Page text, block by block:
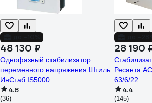
48 130 ₽
Однофазный стабилизатор
переменного напряжения Штиль
ИнСтаб IS5000
4.8
(36)
28 190
Ресанта
63/6/22
4.4
(145)